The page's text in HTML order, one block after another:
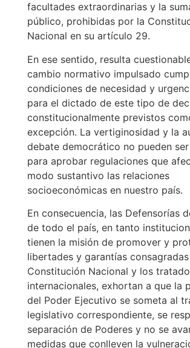
facultades extraordinarias y la
público, prohibidas por la
Nacional en su artículo 29.
En ese sentido, resulta
cambio normativo impulsado
condiciones de necesidad y
para el dictado de este tipo de
constitucionalmente previstos
excepción. La vertiginosidad y la
debate democrático no pueden
para aprobar regulaciones que
modo sustantivo las relaciones
socioeconómicas en nuestro país.
En consecuencia, las Defensorías
de todo el país, en tanto
tienen la misión de promover y
libertades y garantías
Constitución Nacional y los
internacionales, exhortan a que la
del Poder Ejecutivo se someta al
legislativo correspondiente, se
separación de Poderes y no se
medidas que conlleven la